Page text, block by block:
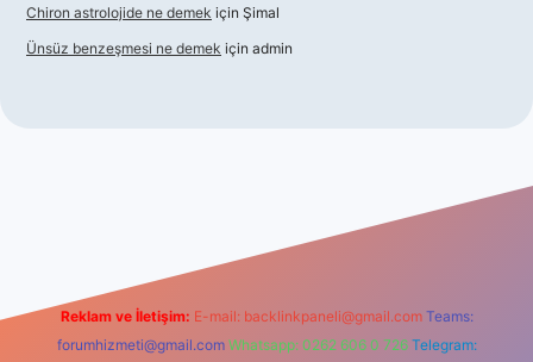
Chiron astrolojide ne demek için Şimal
Ünsüz benzeşmesi ne demek için admin
Reklam ve İletişim: E-mail: backlinkpaneli@gmail.com Teams:
forumhizmeti@gmail.com Whatsapp: 0262 606 0 726 Telegram: